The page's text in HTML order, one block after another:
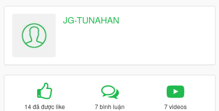
JG-TUNAHAN
14 đã được like 7 bình luận 7 videos